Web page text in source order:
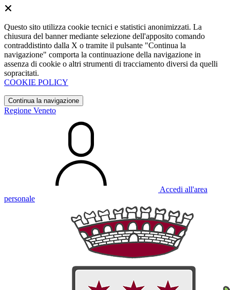
Questo sito utilizza cookie tecnici e statistici anonimizzati. La
chiusura del banner mediante selezione dell'apposito comando
contraddistinto dalla X o tramite il pulsante "Continua la
navigazione" comporta la continuazione della navigazione in
assenza di cookie o altri strumenti di tracciamento diversi da quelli
sopracitati.
COOKIE POLICY
Continua la navigazione
Regione Veneto
Accedi all'area
personale